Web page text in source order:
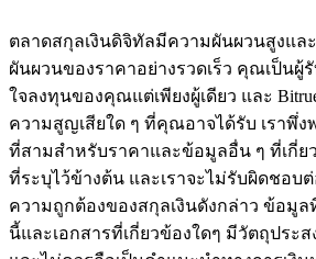
กิจกรรมเพิ่มเติม
รับรางวัลและสิทธิพิเศษสุดพิเศษ
ตลาดสกุลเงินดิจิทัลมีความผันผวนสูงแล
ผันผวนของราคาอย่างรวดเร็ว คุณเป็น
ใจลงทุนของคุณแต่เพียงผู้เดียว และ
ความสูญเสียใด ๆ ที่คุณอาจได้รับ เราพึ่
ที่สามสำหรับราคาและข้อมูลอื่น ๆ ที่เกี่ย
ที่ระบุไว้ข้างต้น และเราจะไม่รับผิดชอบ
ความถูกต้องของสกุลเงินดังกล่าว ข้อมู
นี้และเอกสารที่เกี่ยวข้องใดๆ มีวัตถุประ